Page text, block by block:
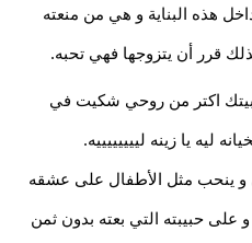
هذه البناية و هي من منعته
قرر أن يتزوجها فهي تحبه.
حبيتك اكتر من روحي شكيت في
ليه يا زينه لييييييييه.
و ينحب مثل الأطفال على عشقه
حبيبته التي بعته بدون ثمن